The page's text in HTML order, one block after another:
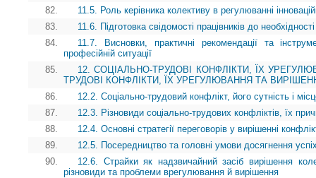
82.
11.5. Роль керівника колективу в регулюванні
83.
11.6. Підготовка свідомості працівників до необхідності
84.
11.7. Висновки, практичні рекомендації та
професійній ситуації
85.
12. СОЦІАЛЬНО-ТРУДОВІ КОНФЛІКТИ, ЇХ
ТРУДОВІ КОНФЛІКТИ, ЇХ УРЕГУЛЮВАННЯ ТА ВИРІШЕННЯ
86.
12.2. Соціально-трудовий конфлікт, його сутність і
87.
12.3. Різновиди соціально-трудових конфліктів, їх
88.
12.4. Основні стратегії переговорів у вирішенні
89.
12.5. Посередництво та головні умови досягнення
90.
12.6. Страйки як надзвичайний засіб вирішення
різновиди та проблеми врегулювання й вирішення